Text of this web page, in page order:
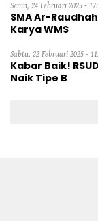
Senin, 24 Februari 2025 -
SMA Ar-
Karya WMS
Sabtu, 22 Februari 2025 -
Kabar Baik!
Naik Tipe B